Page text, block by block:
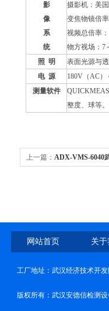
影
像
系
统
摄影机：美
变焦物镜倍
视频总倍率
物方视场：7
照 明
表面光源与
电 源
180V（AC）
测量软件
整度、球等。
上一篇： ADX-VMS-6040
网站首页 关
工厂地址：武汉经济技术开
版权所有：武汉安德信检测